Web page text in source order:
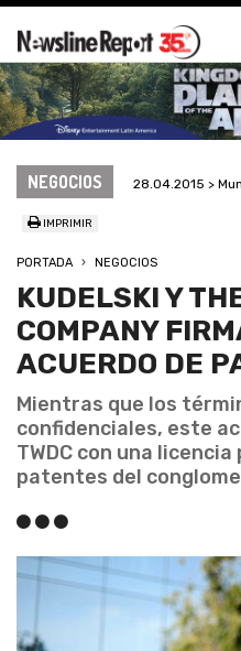
NEGOCIOS 28.04.2015 >
IMPRIMIR
PORTADA NEGOCIOS
KUDELSKI Y
COMPANY
ACUERDO DE
Mientras que los
confidenciales, este
TWDC con una
patentes del